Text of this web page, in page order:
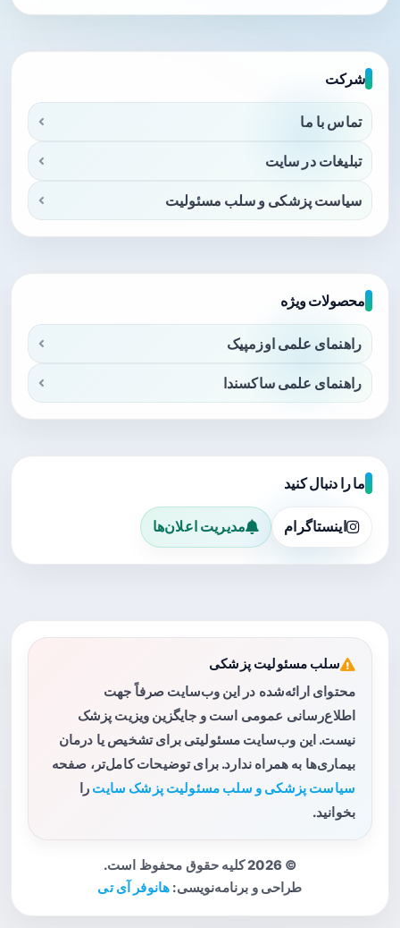
شرکت
تماس با ما
تبلیغات در سایت
سیاست پزشکی و سلب مسئولیت
محصولات ویژه
راهنمای علمی اوزمپیک
راهنمای علمی ساکسندا
ما را دنبال کنید
اینستاگرام مدیریت اعلان‌ها
سلب مسئولیت پزشکی
محتوای ارائه‌شده در این وب‌سایت صرفاً جهت
اطلاع‌رسانی عمومی است و جایگزین ویزیت پزشک
نیست. این وب‌سایت مسئولیتی برای تشخیص یا درمان
بیماری‌ها به همراه ندارد. برای توضیحات کامل‌تر، صفحه
سیاست پزشکی و سلب مسئولیت پزشک سایت را
بخوانید.
© 2026 کلیه حقوق محفوظ است.
طراحی و برنامه‌نویسی: هانوفر آی تی